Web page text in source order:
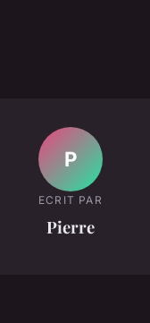
P
ECRIT PAR
Pierre